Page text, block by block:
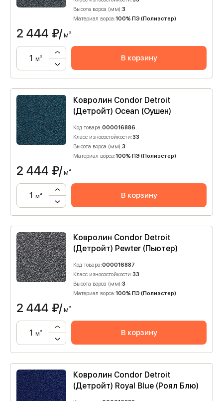
Высота ворса (мм):3
Материал ворса:100% ПЭ (Полиэстер)
2 444 ₽/м²
м² В корзину
Ковролин Condor Detroit
(Детройт) Ocean (Оушен)
Код товара:000016886
Класс износостойкости:33
Высота ворса (мм):3
Материал ворса:100% ПЭ (Полиэстер)
2 444 ₽/м²
м² В корзину
Ковролин Condor Detroit
(Детройт) Pewter (Пьютер)
Код товара:000016887
Класс износостойкости:33
Высота ворса (мм):3
Материал ворса:100% ПЭ (Полиэстер)
2 444 ₽/м²
м² В корзину
Ковролин Condor Detroit
(Детройт) Royal Blue (Роял Блю)